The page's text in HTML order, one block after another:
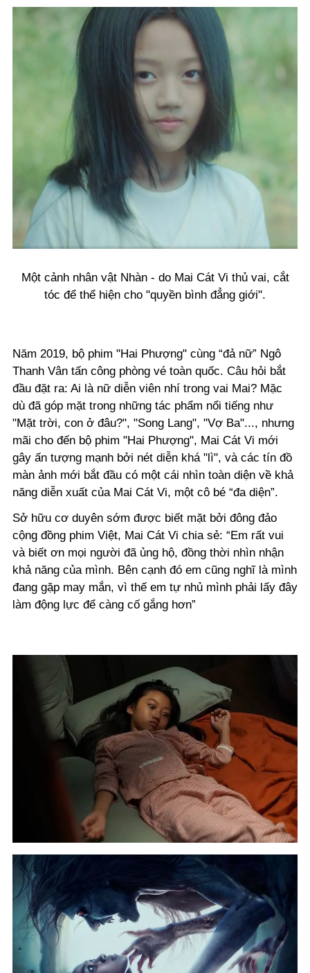
Một cảnh nhân vật Nhàn - do Mai Cát Vi thủ vai, cắt
tóc để thể hiện cho "quyền bình đẳng giới".
Năm 2019, bộ phim "Hai Phượng" cùng “đả nữ” Ngô
Thanh Vân tấn công phòng vé toàn quốc. Câu hỏi bắt
đầu đặt ra: Ai là nữ diễn viên nhí trong vai Mai? Mặc
dù đã góp mặt trong những tác phẩm nổi tiếng như
"Mặt trời, con ở đâu?", "Song Lang", "Vợ Ba"..., nhưng
mãi cho đến bộ phim "Hai Phượng", Mai Cát Vi mới
gây ấn tượng mạnh bởi nét diễn khá "lì", và các tín đồ
màn ảnh mới bắt đầu có một cái nhìn toàn diện về khả
năng diễn xuất của Mai Cát Vi, một cô bé “đa diện”.
Sở hữu cơ duyên sớm được biết mặt bởi đông đảo
cộng đồng phim Việt, Mai Cát Vi chia sẻ: “Em rất vui
và biết ơn mọi người đã ủng hộ, đồng thời nhìn nhận
khả năng của mình. Bên cạnh đó em cũng nghĩ là mình
đang gặp may mắn, vì thế em tự nhủ mình phải lấy đây
làm động lực để càng cố gắng hơn”